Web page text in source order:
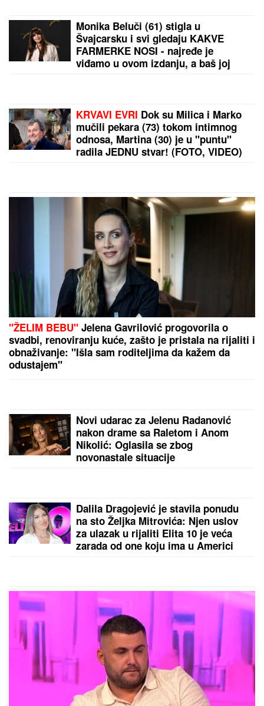
NOLE: "PRIJATELJI ZA CEO ŽIVOT" (FOTO)
"ŽELIM BEBU"Jelena Gavrilović
progovorila o svadbi, renoviranju
kuće, zašto je pristala na rijaliti i
obnaživanje: "Išla sam roditeljima da
kažem da odustajem"
namirnicu nikada NE JEDE: "I moja baba je to znala,
a možda vam zvuči suludo"
VELIKI USPEH!
Srbija osvojila medalju na prvenstvu
Evrope!